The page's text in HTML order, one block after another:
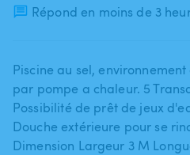
Répond en moins de 3
Piscine au sel​,​
par pompe a chaleur. 5
Possibilité de prêt de jeux
Douche extérieure pour se
Dimension Largeur 3 M